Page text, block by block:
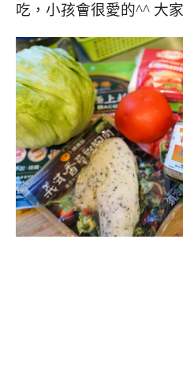
吃，小孩會很愛的^^ 大